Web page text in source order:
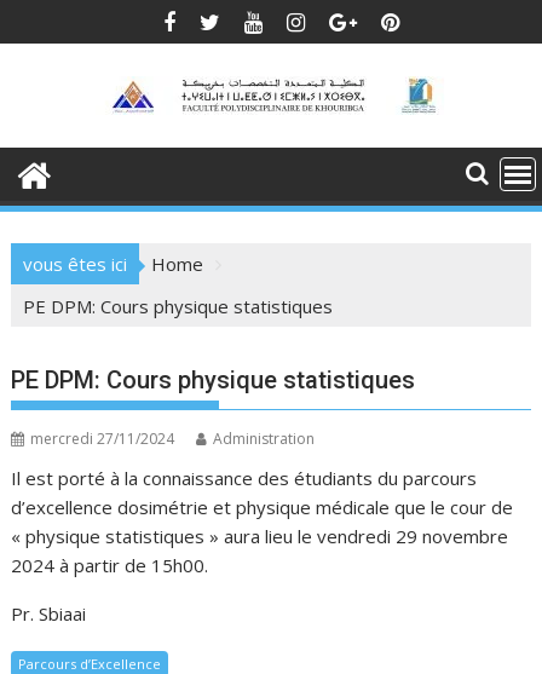
to
vous êtes ici
Home
PE DPM: Cours physique statistiques
PE DPM: Cours physique statistiques
mercredi 27/11/2024 Administration
Il est porté à la connaissance des étudiants du parcours
d’excellence dosimétrie et physique médicale que le cour de
« physique statistiques » aura lieu le vendredi 29 novembre
2024 à partir de 15h00.
Pr. Sbiaai
Parcours d’Excellence